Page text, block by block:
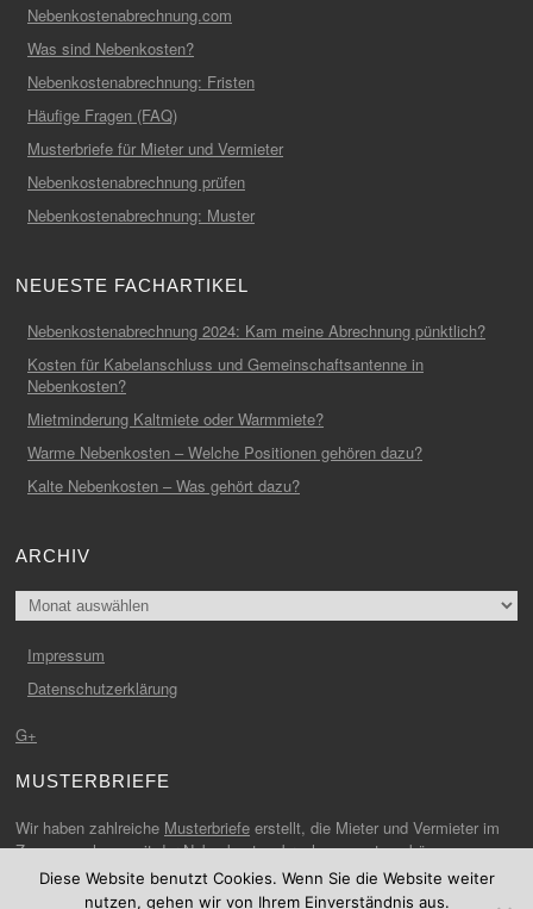
Nebenkostenabrechnung.com
Was sind Nebenkosten?
Nebenkostenabrechnung: Fristen
Häufige Fragen (FAQ)
Musterbriefe für Mieter und Vermieter
Nebenkostenabrechnung prüfen
Nebenkostenabrechnung: Muster
NEUESTE FACHARTIKEL
Nebenkostenabrechnung 2024: Kam meine Abrechnung pünktlich?
Kosten für Kabelanschluss und Gemeinschaftsantenne in
Nebenkosten?
Mietminderung Kaltmiete oder Warmmiete?
Warme Nebenkosten – Welche Positionen gehören dazu?
Kalte Nebenkosten – Was gehört dazu?
ARCHIV
Archiv
Impressum
Datenschutzerklärung
G+
MUSTERBRIEFE
Wir haben zahlreiche Musterbriefe erstellt, die Mieter und Vermieter im
Zusammenhang mit der Nebenkostenabrechnung nutzen können.
Diese Website benutzt Cookies. Wenn Sie die Website weiter
nutzen, gehen wir von Ihrem Einverständnis aus.